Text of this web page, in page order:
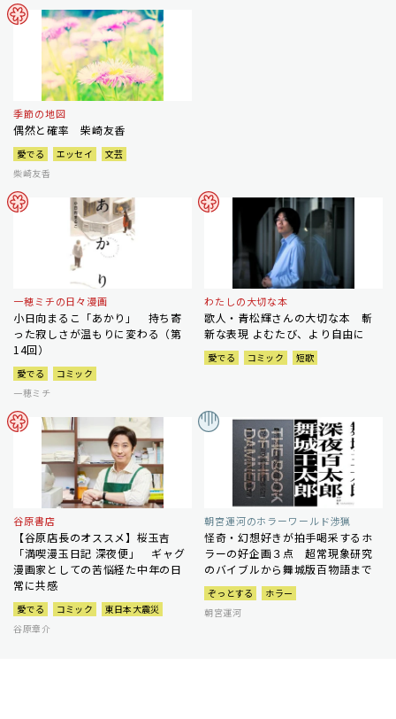
季節の地図
偶然と確率 柴崎友香
愛でる エッセイ
文芸
柴崎友香
一穂ミチの日々漫画
小日向まるこ「あかり」 持ち寄
った寂しさが温もりに変わる（第
14回）
愛でる
コミック
一穂ミチ
わたしの大切な本
歌人・青松輝さんの大切な本 斬
新な表現 よむたび、より自由に
愛でる コミック 短歌
谷原書店
【谷原店長のオススメ】桜玉吉
「満喫漫玉日記 深夜便」 ギャグ
漫画家としての苦悩経た中年の日
常に共感
愛でる コミック
東日本大震災
谷原章介
朝宮運河のホラーワールド渉猟
怪奇・幻想好きが拍手喝采するホ
ラーの好企画３点 超常現象研究
のバイブルから舞城版百物語まで
ぞっとする
ホラー
朝宮運河